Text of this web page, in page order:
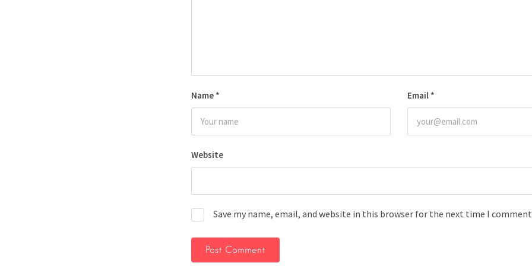
Name * Email *
Website
Save my name, email, and website in this browser for the next time I